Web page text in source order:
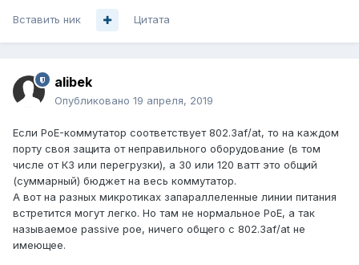
Вставить ник Цитата
alibek
Опубликовано 19 апреля, 2019
Если PoE-коммутатор соответствует 802.3af/at, то на каждом
порту своя защита от неправильного оборудование (в том
числе от КЗ или перегрузки), а 30 или 120 ватт это общий
(суммарный) бюджет на весь коммутатор.
А вот на разных микротиках запараллеленные линии питания
встретится могут легко. Но там не нормальное PoE, а так
называемое passive poe, ничего общего с 802.3af/at не
имеющее.